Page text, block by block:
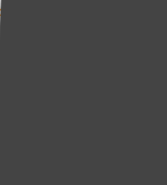
/ Текст: Лариса Малахова.